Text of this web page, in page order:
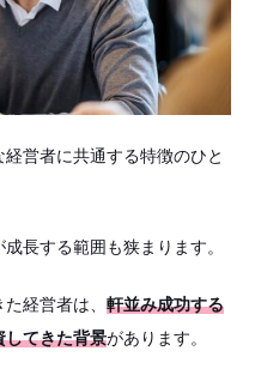
営者に共通する特徴のひと
長する範囲も狭まります。
経営者は、 軒並み成功する
してきた背景があります。